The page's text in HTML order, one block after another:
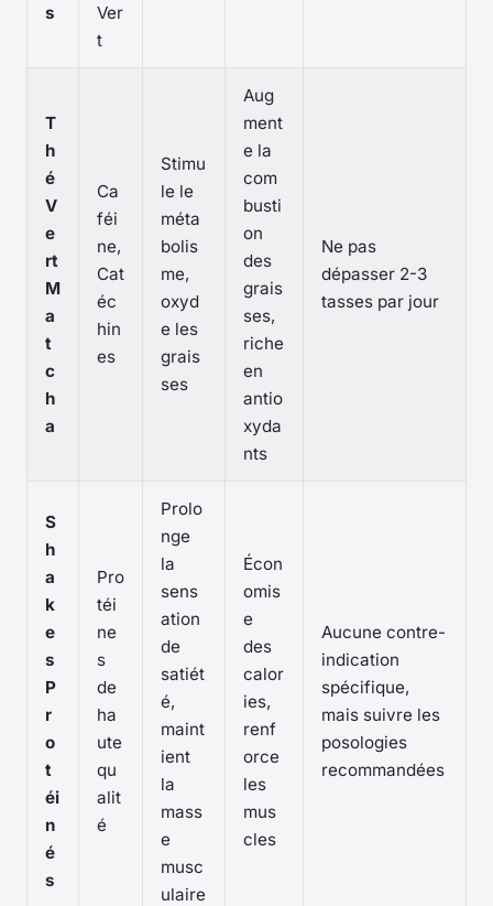
s
Ver
t
T
h
é
V
e
rt
M
a
t
c
h
a
Ca
féi
ne,
Cat
éc
hin
es
Stimu
le le
méta
bolis
me,
oxyd
e les
grais
ses
Aug
ment
e la
com
busti
on
des
grais
ses,
riche
en
antio
xyda
nts
Ne pas
dépasser 2-3
tasses par jour
S
h
a
k
e
s
P
r
o
t
éi
n
é
s
Pro
téi
ne
s
de
ha
ute
qu
alit
é
Prolo
nge
la
sens
ation
de
satiét
é,
maint
ient
la
mass
e
musc
ulaire
Écon
omis
e
des
calor
ies,
renf
orce
les
mus
cles
Aucune contre-
indication
spécifique,
mais suivre les
posologies
recommandées